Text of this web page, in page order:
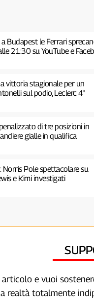
Budapest le Ferrari
21:30 su YouTube e
vittoria stagionale per un
sul podio, Leclerc 4°
di tre posizioni in
gialle in qualifica
Norris Pole spettacolare su
e Kimi investigati
e vuoi
realtà totalmente